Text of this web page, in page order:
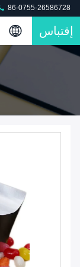
86-0755-26586728
إقتباس